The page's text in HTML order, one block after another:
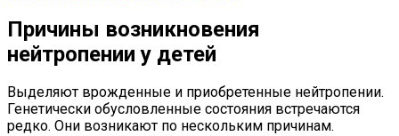
Причины возникновения
нейтропении у детей
Выделяют врожденные и приобретенные нейтропении.
Генетически обусловленные состояния встречаются
редко. Они возникают по нескольким причинам.